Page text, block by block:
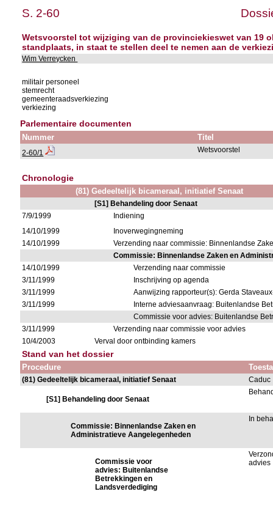
S. 2-60
Wetsvoorstel tot wijziging van de provinciekieswet van 19
standplaats, in staat te stellen deel te nemen aan de
Wim Verreycken
militair personeel
stemrecht
gemeenteraadsverkiezing
verkiezing
Parlementaire documenten
Nummer Titel
2-60/1 Wetsvoorstel
Chronologie
(81) Gedeeltelijk bicameraal, initiatief Senaat
[S1] Behandeling door Senaat
7/9/1999
Indiening
14/10/1999
Inoverwegingneming
14/10/1999
Verzending naar commissie: Binnenlandse
Commissie: Binnenlandse Zaken en
14/10/1999
Verzending naar commissie
3/11/1999
Inschrijving op agenda
3/11/1999
Aanwijzing rapporteur(s): Gerda
3/11/1999
Interne adviesaanvraag: Buitenlandse
Commissie voor advies: Buitenlandse
3/11/1999
Verzending naar commissie voor advies
10/4/2003
Verval door ontbinding kamers
Stand van het dossier
Procedure
(81) Gedeeltelijk bicameraal, initiatief Senaat Caduc
[S1] Behandeling door Senaat
Commissie: Binnenlandse Zaken en
Administratieve Aangelegenheden
In
Commissie voor
advies: Buitenlandse
Betrekkingen en
Landsverdediging
advies